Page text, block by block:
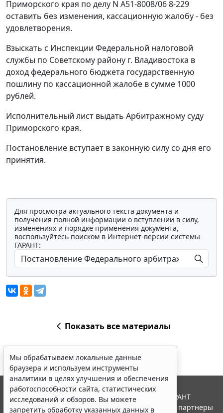
Приморского края по делу N А51-8008/06 8-229
оставить без изменения, кассационную жалобу - без
удовлетворения.
Взыскать с Инспекции Федеральной налоговой
службы по Советскому району г. Владивостока в
доход федерального бюджета государственную
пошлину по кассационной жалобе в сумме 1000
рублей.
Исполнительный лист выдать Арбитражному суду
Приморского края.
Постановление вступает в законную силу со дня его
принятия.
Для просмотра актуального текста документа и
получения полной информации о вступлении в силу,
изменениях и порядке применения документа,
воспользуйтесь поиском в Интернет-версии системы
ГАРАНТ:
Показать все материалы
Мы обрабатываем локальные данные
браузера и используем инструменты
аналитики в целях улучшения и обеспечения
работоспособности сайта, статистических
исследований и обзоров. Вы можете
запретить обработку указанных данных в
© ООО "НПП "ГАРАНТ-СЕРВИС", 2026. Система ГАРАНТ
выпускается с 1990 года. Компания "Гарант" и ее партнеры